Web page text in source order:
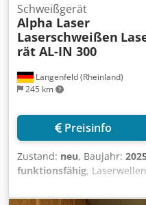
Langenfeld (Rheinland)
245 km
Schweißgerät
Alpha Laser
Laserschweißen
rät AL-IN 300
Preisinfo
Zustand: neu, Baujahr:
funktionsfähig,
Laserschweißmaschine
Jahr Garantie, auf der